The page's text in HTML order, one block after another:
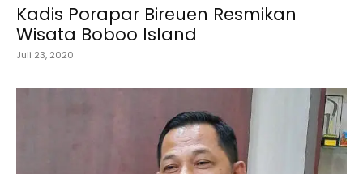
Kadis Porapar Bireuen Resmikan
Wisata Boboo Island
Juli 23, 2020